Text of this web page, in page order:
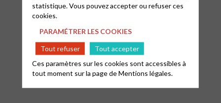
statistique. Vous pouvez accepter ou refuser ces
cookies.
PARAMÉTRER LES COOKIES
Tout refuser
Tout accepter
Ces paramètres sur les cookies sont accessibles à
tout moment sur la page deMentions légales.